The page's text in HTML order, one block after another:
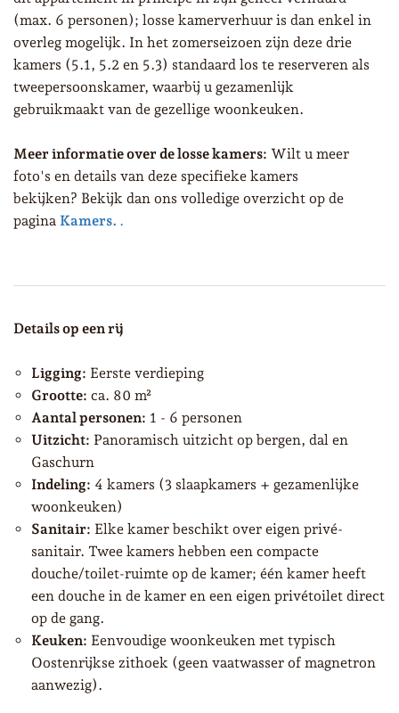
(max. 6 personen); losse kamerverhuur is dan enkel in
overleg mogelijk. In het zomerseizoen zijn deze drie
kamers (5.1, 5.2 en 5.3) standaard los te reserveren als
tweepersoonskamer, waarbij u gezamenlijk
gebruikmaakt van de gezellige woonkeuken.
Meer informatie over de losse kamers: Wilt u meer
foto's en details van deze specifieke kamers
bekijken? Bekijk dan ons volledige overzicht op de
pagina Kamers. .
Details op een rij
Ligging: Eerste verdieping
Grootte: ca. 80 m²
Aantal personen: 1 - 6 personen
Uitzicht: Panoramisch uitzicht op bergen, dal en
Gaschurn
Indeling: 4 kamers (3 slaapkamers + gezamenlijke
woonkeuken)
Sanitair: Elke kamer beschikt over eigen privé-
sanitair. Twee kamers hebben een compacte
douche/toilet-ruimte op de kamer; één kamer heeft
een douche in de kamer en een eigen privétoilet direct
op de gang.
Keuken: Eenvoudige woonkeuken met typisch
Oostenrijkse zithoek (geen vaatwasser of magnetron
aanwezig).